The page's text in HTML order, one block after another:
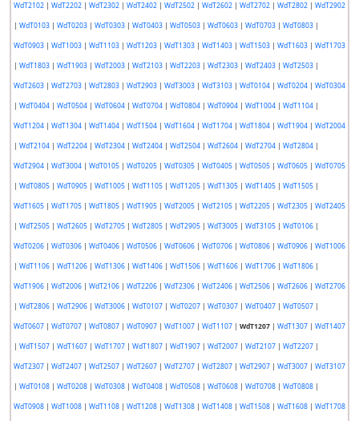
WdT2102| WdT2202| WdT2302| WdT2402| WdT2502| WdT2602| WdT2702| WdT2802| WdT2902
| WdT0103| WdT0203| WdT0303| WdT0403| WdT0503| WdT0603| WdT0703| WdT0803|
WdT0903| WdT1003| WdT1103| WdT1203| WdT1303| WdT1403| WdT1503| WdT1603| WdT1703
| WdT1803| WdT1903| WdT2003| WdT2103| WdT2203| WdT2303| WdT2403| WdT2503|
WdT2603| WdT2703| WdT2803| WdT2903| WdT3003| WdT3103| WdT0104| WdT0204| WdT0304
| WdT0404| WdT0504| WdT0604| WdT0704| WdT0804| WdT0904| WdT1004| WdT1104|
WdT1204| WdT1304| WdT1404| WdT1504| WdT1604| WdT1704| WdT1804| WdT1904| WdT2004
| WdT2104| WdT2204| WdT2304| WdT2404| WdT2504| WdT2604| WdT2704| WdT2804|
WdT2904| WdT3004| WdT0105| WdT0205| WdT0305| WdT0405| WdT0505| WdT0605| WdT0705
| WdT0805| WdT0905| WdT1005| WdT1105| WdT1205| WdT1305| WdT1405| WdT1505|
WdT1605| WdT1705| WdT1805| WdT1905| WdT2005| WdT2105| WdT2205| WdT2305| WdT2405
| WdT2505| WdT2605| WdT2705| WdT2805| WdT2905| WdT3005| WdT3105| WdT0106|
WdT0206| WdT0306| WdT0406| WdT0506| WdT0606| WdT0706| WdT0806| WdT0906| WdT1006
| WdT1106| WdT1206| WdT1306| WdT1406| WdT1506| WdT1606| WdT1706| WdT1806|
WdT1906| WdT2006| WdT2106| WdT2206| WdT2306| WdT2406| WdT2506| WdT2606| WdT2706
| WdT2806| WdT2906| WdT3006| WdT0107| WdT0207| WdT0307| WdT0407| WdT0507|
WdT0607| WdT0707| WdT0807| WdT0907| WdT1007| WdT1107| WdT1207| WdT1307| WdT1407
| WdT1507| WdT1607| WdT1707| WdT1807| WdT1907| WdT2007| WdT2107| WdT2207|
WdT2307| WdT2407| WdT2507| WdT2607| WdT2707| WdT2807| WdT2907| WdT3007| WdT3107
| WdT0108| WdT0208| WdT0308| WdT0408| WdT0508| WdT0608| WdT0708| WdT0808|
WdT0908| WdT1008| WdT1108| WdT1208| WdT1308| WdT1408| WdT1508| WdT1608| WdT1708